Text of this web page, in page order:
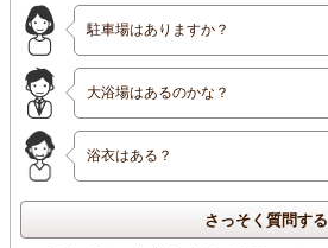
駐車場はありますか？
大浴場はあるのかな？
浴衣はある？
さっそく質問する